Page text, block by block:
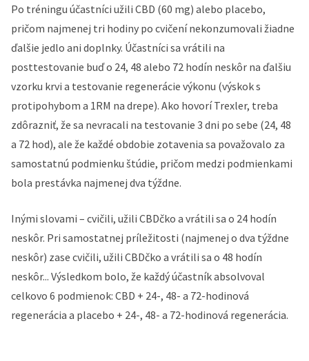
Po tréningu účastníci užili CBD (60 mg) alebo placebo,
pričom najmenej tri hodiny po cvičení nekonzumovali žiadne
ďalšie jedlo ani doplnky. Účastníci sa vrátili na
posttestovanie buď o 24, 48 alebo 72 hodín neskôr na ďalšiu
vzorku krvi a testovanie regenerácie výkonu (výskok s
protipohybom a 1RM na drepe). Ako hovorí Trexler, treba
zdôrazniť, že sa nevracali na testovanie 3 dni po sebe (24, 48
a 72 hod), ale že každé obdobie zotavenia sa považovalo za
samostatnú podmienku štúdie, pričom medzi podmienkami
bola prestávka najmenej dva týždne.
Inými slovami – cvičili, užili CBDčko a vrátili sa o 24 hodín
neskôr. Pri samostatnej príležitosti (najmenej o dva týždne
neskôr) zase cvičili, užili CBDčko a vrátili sa o 48 hodín
neskôr... Výsledkom bolo, že každý účastník absolvoval
celkovo 6 podmienok: CBD + 24-, 48- a 72-hodinová
regenerácia a placebo + 24-, 48- a 72-hodinová regenerácia.